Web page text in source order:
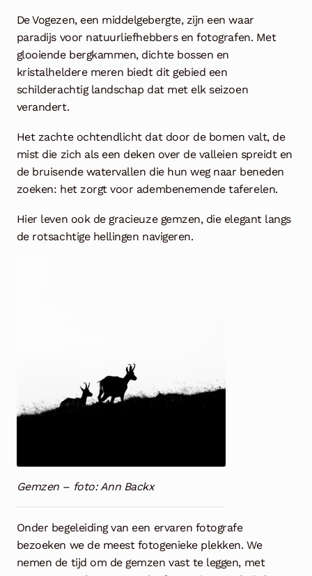
De Vogezen, een middelgebergte, zijn een waar
paradijs voor natuurliefhebbers en fotografen. Met
glooiende bergkammen, dichte bossen en
kristalheldere meren biedt dit gebied een
schilderachtig landschap dat met elk seizoen
verandert.
Het zachte ochtendlicht dat door de bomen valt, de
mist die zich als een deken over de valleien spreidt en
de bruisende watervallen die hun weg naar beneden
zoeken: het zorgt voor adembenemende taferelen.
Hier leven ook de gracieuze gemzen, die elegant langs
de rotsachtige hellingen navigeren.
Gemzen – foto: Ann Backx
Onder begeleiding van een ervaren fotografe
bezoeken we de meest fotogenieke plekken. We
nemen de tijd om de gemzen vast te leggen, met